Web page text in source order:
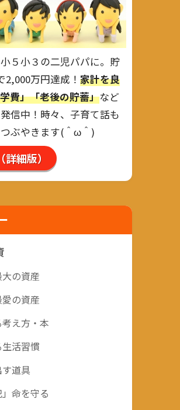
５小３の二児パパに。貯
2,000万円達成！ 家計を良
費」「老後の貯蓄」など
信中！時々、子育て話も
つぶやきます(＾ω＾)
細版）
大の資産
愛の資産
え方・本
活習慣
道具
」命を守る